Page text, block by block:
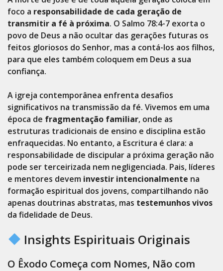
foco a responsabilidade de cada geração de
transmitir a fé à próxima. O Salmo 78:4-7 exorta o
povo de Deus a não ocultar das gerações futuras os
feitos gloriosos do Senhor, mas a contá-los aos filhos,
para que eles também coloquem em Deus a sua
confiança.
A igreja contemporânea enfrenta desafios
significativos na transmissão da fé. Vivemos em uma
época de fragmentação familiar, onde as
estruturas tradicionais de ensino e disciplina estão
enfraquecidas. No entanto, a Escritura é clara: a
responsabilidade de discipular a próxima geração não
pode ser terceirizada nem negligenciada. Pais, líderes
e mentores devem investir intencionalmente na
formação espiritual dos jovens, compartilhando não
apenas doutrinas abstratas, mas testemunhos vivos
da fidelidade de Deus.
Insights Espirituais Originais
O Êxodo Começa com Nomes, Não com